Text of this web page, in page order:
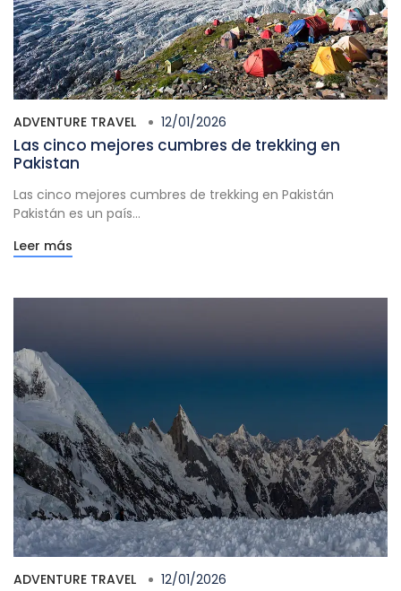
ADVENTURE TRAVEL 12/01/2026
Las cinco mejores cumbres de trekking en
Pakistan
Las cinco mejores cumbres de trekking en Pakistán
Pakistán es un país...
Leer más
ADVENTURE TRAVEL 12/01/2026